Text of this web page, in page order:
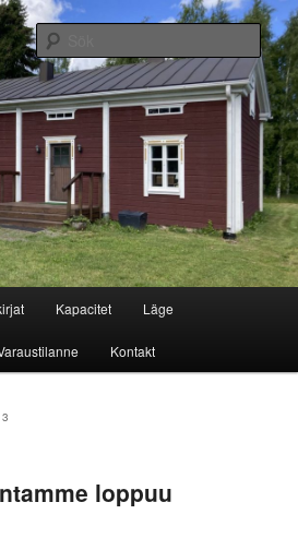
Sök
Kapacitet Läge
Kontakt
loppuu